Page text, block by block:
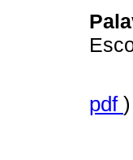
pdf )